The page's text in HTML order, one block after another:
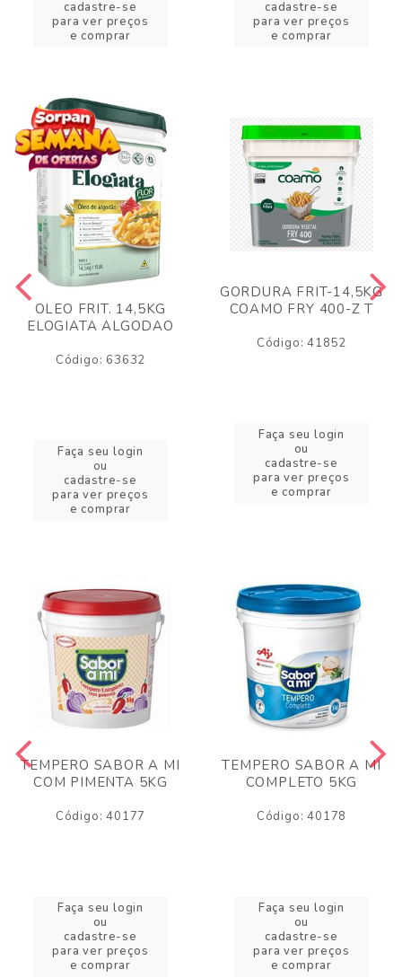
cadastre-se
para ver preços
e comprar
cadastre-se
para ver preços
e comprar
OLEO FRIT. 14,5KG
ELOGIATA ALGODAO
Código: 63632
Faça seu login
ou
cadastre-se
para ver preços
e comprar
GORDURA FRIT-14,5KG
COAMO FRY 400-Z T
Código: 41852
Faça seu login
ou
cadastre-se
para ver preços
e comprar
TEMPERO SABOR A MI
COM PIMENTA 5KG
Código: 40177
Faça seu login
ou
cadastre-se
para ver preços
e comprar
TEMPERO SABOR A MI
COMPLETO 5KG
Código: 40178
Faça seu login
ou
cadastre-se
para ver preços
e comprar